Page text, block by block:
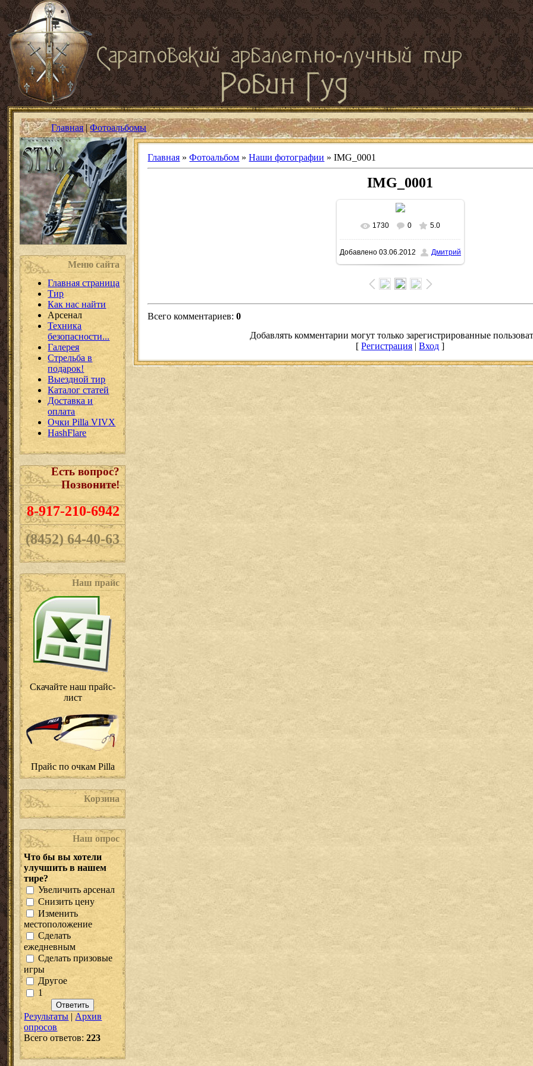
Главная|Фотоальбомы
Меню сайта
Главная страница
Тир
Как нас найти
Арсенал
Техника
безопасности...
Галерея
Стрельба в
подарок!
Выездной тир
Каталог статей
Доставка и
оплата
Очки Pilla VIVX
HashFlare
Есть вопрос?
Позвоните!
8-917-210-6942
(8452) 64-40-63
Наш прайс
Скачайте наш прайс-
лист
Прайс по очкам Pilla
Корзина
Наш опрос
Что бы вы хотели
улучшить в нашем
тире?
Увеличить арсенал
Снизить цену
Изменить
местоположение
Сделать
ежедневным
Сделать призовые
игры
Другое
1
Результаты | Архив
опросов
Всего ответов:223
Главная »Фотоальбом »Наши фотографии » IMG_0001
IMG_0001
В реальном размере
1600x1200/ 189.5Kb
1730 0 5.0
Добавлено03.06.2012 Дмитрий
Всего комментариев:0
Добавлять комментарии могут только зарегистрированные
[Регистрация |Вход ]